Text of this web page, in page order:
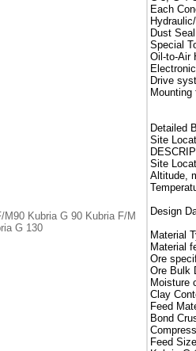
M90 Kubria G 90 Kubria F/M
G 130
Each
Dust
Special
Oil-to-Air
Drive
Mounting
Detailed
Site
Site
Altitude,
Design
Material
Material
Ore
Ore Bulk
Moisture
Clay
Feed
Bond
Feed